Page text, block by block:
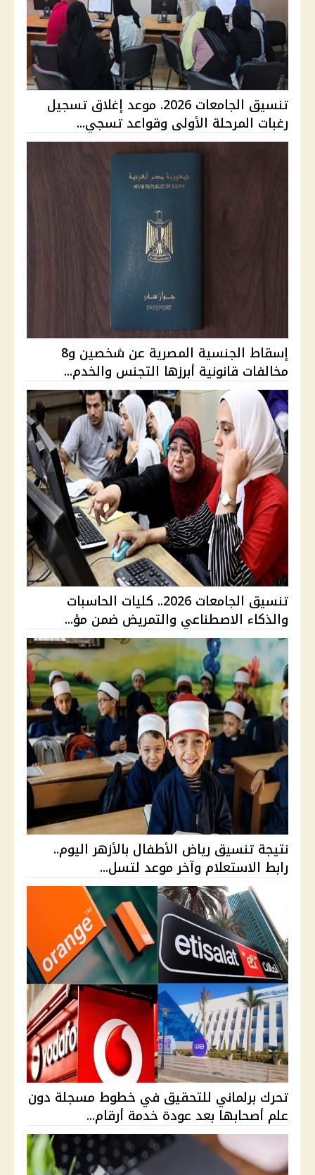
تنسيق الجامعات 2026. موعد إغلاق تسجيل
رغبات المرحلة الأولى وقواعد تسجي...
إسقاط الجنسية المصرية عن شخصين و8
مخالفات قانونية أبرزها التجنس والخدم...
تنسيق الجامعات 2026.. كليات الحاسبات
والذكاء الاصطناعي والتمريض ضمن مؤ...
نتيجة تنسيق رياض الأطفال بالأزهر اليوم..
رابط الاستعلام وآخر موعد لتسل...
تحرك برلماني للتحقيق في خطوط مسجلة دون
علم أصحابها بعد عودة خدمة أرقام...